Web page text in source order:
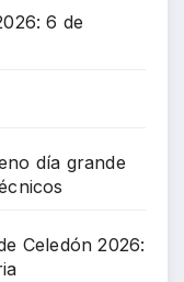
6 de
día grande
Celedón 2026: